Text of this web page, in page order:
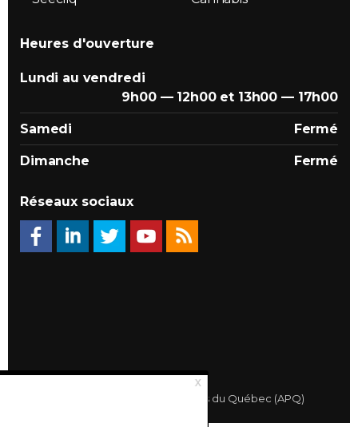
Heures d'ouverture
Lundi au vendredi
9h00 — 12h00 et 13h00 — 17h00
Samedi Fermé
Dimanche Fermé
Réseaux sociaux
© 2026 Association des Propriétaires du Québec (APQ)